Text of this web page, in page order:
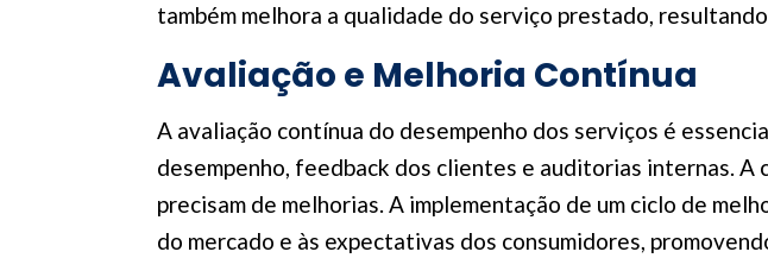
também melhora a qualidade do serviço prestado,
Avaliação e Melhoria Contínua
A avaliação contínua do desempenho dos serviços é
desempenho, feedback dos clientes e auditorias internas.
precisam de melhorias. A implementação de um ciclo de
do mercado e às expectativas dos consumidores,